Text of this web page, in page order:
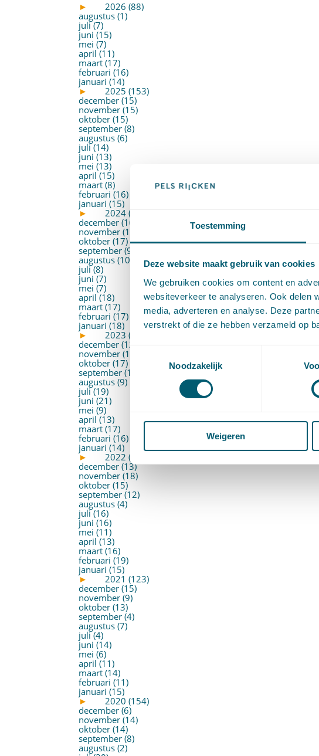
Toestemming
Deze website maakt gebruik van cookies
We gebruiken cookies om content en
websiteverkeer te analyseren. Ook delen
media, adverteren en analyse. Deze
verstrekt of die ze hebben verzameld op
Noodzakelijk
Weigeren
►
2026 (88)
augustus (1)
juli (7)
juni (15)
mei (7)
april (11)
maart (17)
februari (16)
januari (14)
►
2025 (153)
december (15)
november (15)
oktober (15)
september (8)
augustus (6)
juli (14)
juni (13)
mei (13)
april (15)
maart (8)
februari (16)
januari (15)
►
2024 (161)
december (16)
november (17)
oktober (17)
september (9)
augustus (10)
juli (8)
juni (7)
mei (7)
april (18)
maart (17)
februari (17)
januari (18)
►
2023 (177)
december (12)
november (16)
oktober (17)
september (14)
augustus (9)
juli (19)
juni (21)
mei (9)
april (13)
maart (17)
februari (16)
januari (14)
►
2022 (168)
december (13)
november (18)
oktober (15)
september (12)
augustus (4)
juli (16)
juni (16)
mei (11)
april (13)
maart (16)
februari (19)
januari (15)
►
2021 (123)
december (15)
november (9)
oktober (13)
september (4)
augustus (7)
juli (4)
juni (14)
mei (6)
april (11)
maart (14)
februari (11)
januari (15)
►
2020 (154)
december (6)
november (14)
oktober (14)
september (8)
augustus (2)